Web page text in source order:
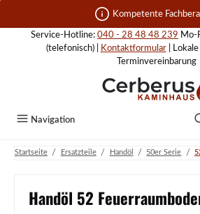
Zum Hauptinhalt springen Kompetente
Service-Hotline: 040 - 28 48 48 239 Mo-
(telefonisch) |
Kontaktformular| Lokale
Terminvereinbarung
Navigation
Startseite / Ersatzteile / Handöl / 50er Serie /
Handöl 52